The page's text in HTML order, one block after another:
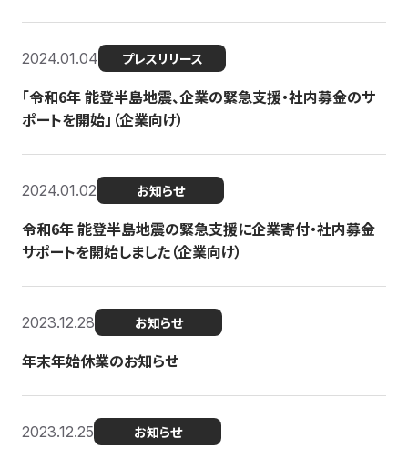
2024.01.04 プレスリリース
「令和6年 能登半島地震、企業の緊急支援・社内募金のサ
ポートを開始」（企業向け）
2024.01.02 お知らせ
令和6年 能登半島地震の緊急支援に企業寄付・社内募金
サポートを開始しました（企業向け）
2023.12.28 お知らせ
年末年始休業のお知らせ
2023.12.25 お知らせ